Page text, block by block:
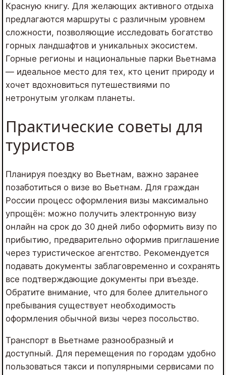
Красную книгу. Для желающих активного отдыха
предлагаются маршруты с различным уровнем
сложности, позволяющие исследовать богатство
горных ландшафтов и уникальных экосистем.
Горные регионы и национальные парки Вьетнама
— идеальное место для тех, кто ценит природу и
хочет вдохновиться путешествиями по
нетронутым уголкам планеты.
Практические советы для
туристов
Планируя поездку во Вьетнам, важно заранее
позаботиться о визе во Вьетнам. Для граждан
России процесс оформления визы максимально
упрощён: можно получить электронную визу
онлайн на срок до 30 дней либо оформить визу по
прибытию, предварительно оформив приглашение
через туристическое агентство. Рекомендуется
подавать документы заблаговременно и сохранять
все подтверждающие документы при въезде.
Обратите внимание, что для более длительного
пребывания существует необходимость
оформления обычной визы через посольство.
Транспорт в Вьетнаме разнообразный и
доступный. Для перемещения по городам удобно
пользоваться такси и популярными сервисами по